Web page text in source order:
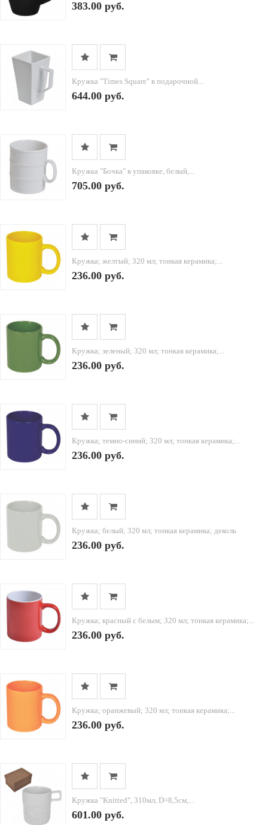
383.00 руб.
Кружка "Times Square" в подарочной...
644.00 руб.
Кружка "Бочка" в упаковке, белый,...
705.00 руб.
Кружка; желтый; 320 мл; тонкая керамика;...
236.00 руб.
Кружка; зеленый; 320 мл; тонкая керамика;...
236.00 руб.
Кружка; темно-синий; 320 мл; тонкая керамика;...
236.00 руб.
Кружка; белый; 320 мл; тонкая керамика; деколь
236.00 руб.
Кружка; красный с белым; 320 мл; тонкая керамика;...
236.00 руб.
Кружка; оранжевый; 320 мл; тонкая керамика;...
236.00 руб.
Кружка "Knitted", 310мл, D=8,5см,...
601.00 руб.